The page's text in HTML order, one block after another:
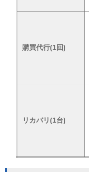
購買代行(1回)
リカバリ(1台)